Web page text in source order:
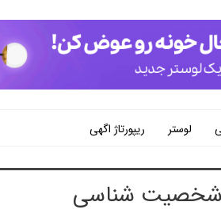
لوستر
ریپورتاژ اگهی
شخصیت شناسی